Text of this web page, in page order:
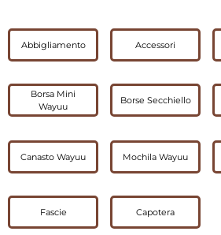
Abbigliamento Accessori
Borsa Mini
Wayuu
Borse Secchiello
Canasto Wayuu Mochila Wayuu
Fascie Capotera